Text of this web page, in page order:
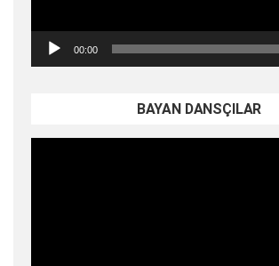
00:00
BAYAN DANSÇILAR